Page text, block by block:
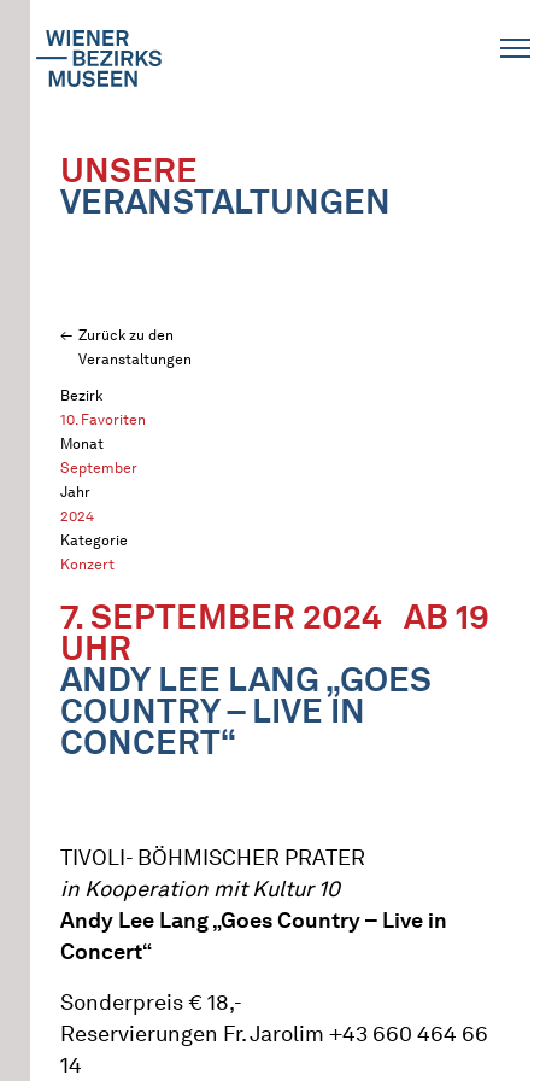
UNSERE
VERANSTALTUNGEN
Zurück zu den
Veranstaltungen
Bezirk
10. Favoriten
Monat
September
Jahr
2024
Kategorie
Konzert
7. SEPTEMBER 2024 AB 19
UHR
ANDY LEE LANG „GOES
COUNTRY – LIVE IN
CONCERT“
TIVOLI- BÖHMISCHER PRATER
in Kooperation mit Kultur 10
Andy Lee Lang „Goes Country – Live in
Concert“
Sonderpreis € 18,-
Reservierungen Fr. Jarolim +43 660 464 66
14